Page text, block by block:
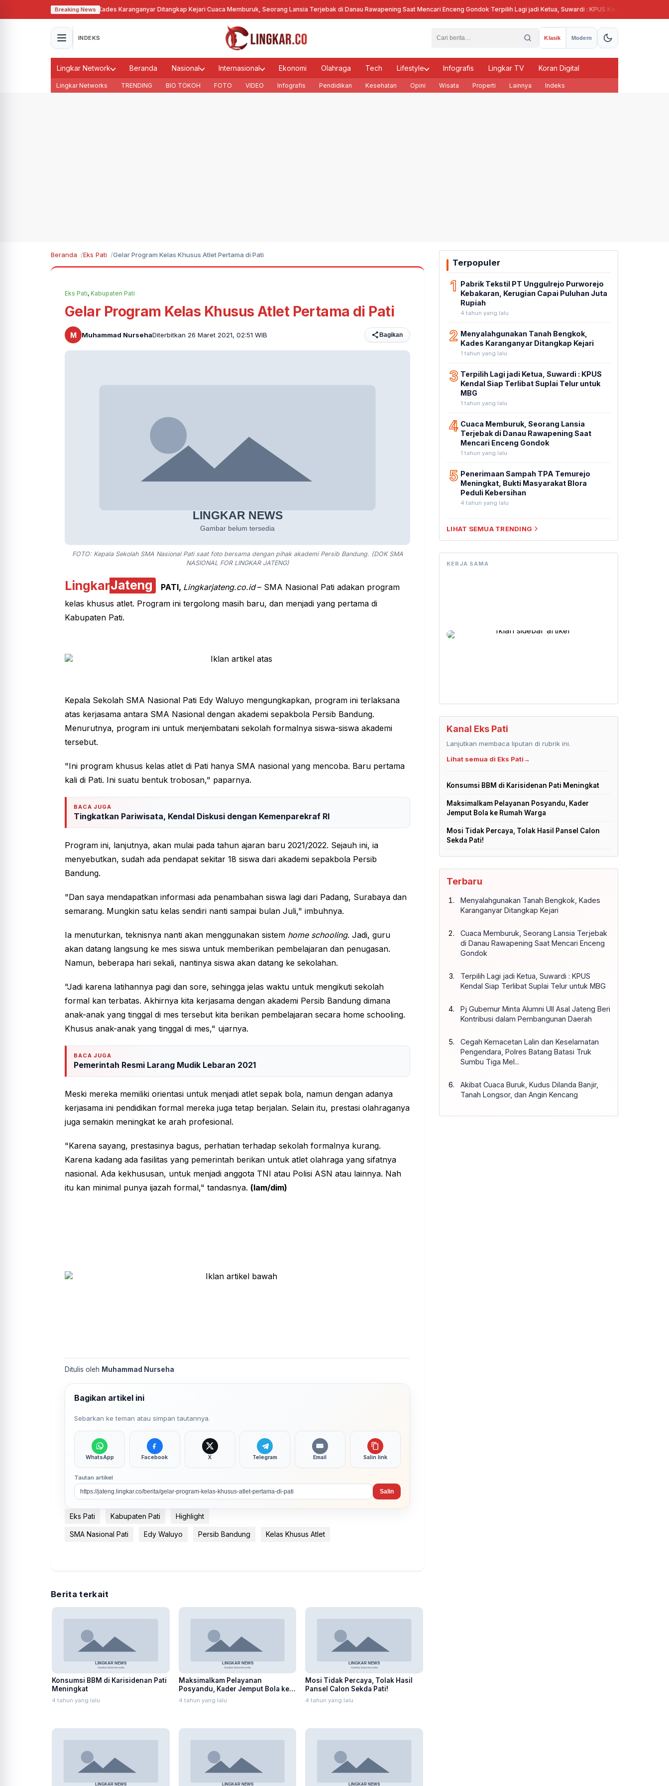
Breaking News
Tanah Bengkok, Kades Karanganyar Ditangkap Kejari·Cuaca Memburuk, Seorang Lansia Terjebak di Danau Rawapening Saat Mencari Enceng Gondok·Terpilih Lagi jadi Ketua, Suwardi : KPUS Kendal Siap Terlibat Suplai
INDEKS Klasik Modern
Lingkar Network Beranda Nasional Internasional Ekonomi Olahraga Tech Lifestyle Infografis Lingkar TV Koran Digital
Lingkar Networks TRENDING BIO TOKOH FOTO VIDEO Infografis Pendidikan Kesehatan Opini Wisata Properti Lainnya Indeks
Beranda Eks Pati Gelar Program Kelas Khusus Atlet Pertama di Pati
Eks Pati, Kabupaten Pati
Gelar Program Kelas Khusus Atlet Pertama di Pati
M Muhammad NursehaDiterbitkan 26 Maret 2021, 02:51 WIB Bagikan
FOTO: Kepala Sekolah SMA Nasional Pati saat foto bersama dengan pihak akademi Persib Bandung. (DOK SMA
NASIONAL FOR LINGKAR JATENG)
LingkarJateng PATI, Lingkarjateng.co.id – SMA Nasional Pati adakan program
kelas khusus atlet. Program ini tergolong masih baru, dan menjadi yang pertama di
Kabupaten Pati.
Kepala Sekolah SMA Nasional Pati Edy Waluyo mengungkapkan, program ini terlaksana
atas kerjasama antara SMA Nasional dengan akademi sepakbola Persib Bandung.
Menurutnya, program ini untuk menjembatani sekolah formalnya siswa-siswa akademi
tersebut.
"Ini program khusus kelas atlet di Pati hanya SMA nasional yang mencoba. Baru pertama
kali di Pati. Ini suatu bentuk trobosan," paparnya.
BACA JUGA
Tingkatkan Pariwisata, Kendal Diskusi dengan Kemenparekraf RI
Program ini, lanjutnya, akan mulai pada tahun ajaran baru 2021/2022. Sejauh ini, ia
menyebutkan, sudah ada pendapat sekitar 18 siswa dari akademi sepakbola Persib
Bandung.
"Dan saya mendapatkan informasi ada penambahan siswa lagi dari Padang, Surabaya dan
semarang. Mungkin satu kelas sendiri nanti sampai bulan Juli," imbuhnya.
Ia menuturkan, teknisnya nanti akan menggunakan sistem home schooling. Jadi, guru
akan datang langsung ke mes siswa untuk memberikan pembelajaran dan penugasan.
Namun, beberapa hari sekali, nantinya siswa akan datang ke sekolahan.
"Jadi karena latihannya pagi dan sore, sehingga jelas waktu untuk mengikuti sekolah
formal kan terbatas. Akhirnya kita kerjasama dengan akademi Persib Bandung dimana
anak-anak yang tinggal di mes tersebut kita berikan pembelajaran secara home schooling.
Khusus anak-anak yang tinggal di mes," ujarnya.
BACA JUGA
Pemerintah Resmi Larang Mudik Lebaran 2021
Meski mereka memiliki orientasi untuk menjadi atlet sepak bola, namun dengan adanya
kerjasama ini pendidikan formal mereka juga tetap berjalan. Selain itu, prestasi olahraganya
juga semakin meningkat ke arah profesional.
"Karena sayang, prestasinya bagus, perhatian terhadap sekolah formalnya kurang.
Karena kadang ada fasilitas yang pemerintah berikan untuk atlet olahraga yang sifatnya
nasional. Ada kekhususan, untuk menjadi anggota TNI atau Polisi ASN atau lainnya. Nah
itu kan minimal punya ijazah formal," tandasnya. (lam/dim)
Ditulis oleh Muhammad Nurseha
Bagikan artikel ini
Sebarkan ke teman atau simpan tautannya.
WhatsApp Facebook X Telegram Email Salin link
Tautan artikel
Salin
Eks Pati Kabupaten Pati Highlight
SMA Nasional Pati Edy Waluyo Persib Bandung Kelas Khusus Atlet
Berita terkait
Konsumsi BBM di Karisidenan Pati
Meningkat
4 tahun yang lalu
Maksimalkam Pelayanan
Posyandu, Kader Jemput Bola ke
Rumah Warga
4 tahun yang lalu
Mosi Tidak Percaya, Tolak Hasil
Pansel Calon Sekda Pati!
4 tahun yang lalu
Terpopuler
1 Pabrik Tekstil PT Unggulrejo Purworejo
Kebakaran, Kerugian Capai Puluhan Juta
Rupiah
4 tahun yang lalu
2 Menyalahgunakan Tanah Bengkok,
Kades Karanganyar Ditangkap Kejari
1 tahun yang lalu
3 Terpilih Lagi jadi Ketua, Suwardi : KPUS
Kendal Siap Terlibat Suplai Telur untuk
MBG
1 tahun yang lalu
4 Cuaca Memburuk, Seorang Lansia
Terjebak di Danau Rawapening Saat
Mencari Enceng Gondok
1 tahun yang lalu
5 Penerimaan Sampah TPA Temurejo
Meningkat, Bukti Masyarakat Blora
Peduli Kebersihan
4 tahun yang lalu
LIHAT SEMUA TRENDING
KERJA SAMA
Kanal Eks Pati
Lanjutkan membaca liputan di rubrik ini.
Lihat semua di Eks Pati→
Konsumsi BBM di Karisidenan Pati Meningkat
Maksimalkam Pelayanan Posyandu, Kader
Jemput Bola ke Rumah Warga
Mosi Tidak Percaya, Tolak Hasil Pansel Calon
Sekda Pati!
Terbaru
Menyalahgunakan Tanah Bengkok, Kades
Karanganyar Ditangkap Kejari
Cuaca Memburuk, Seorang Lansia Terjebak
di Danau Rawapening Saat Mencari Enceng
Gondok
Terpilih Lagi jadi Ketua, Suwardi : KPUS
Kendal Siap Terlibat Suplai Telur untuk MBG
Pj Gubernur Minta Alumni UII Asal Jateng Beri
Kontribusi dalam Pembangunan Daerah
Cegah Kemacetan Lalin dan Keselamatan
Pengendara, Polres Batang Batasi Truk
Sumbu Tiga Mel...
Akibat Cuaca Buruk, Kudus Dilanda Banjir,
Tanah Longsor, dan Angin Kencang